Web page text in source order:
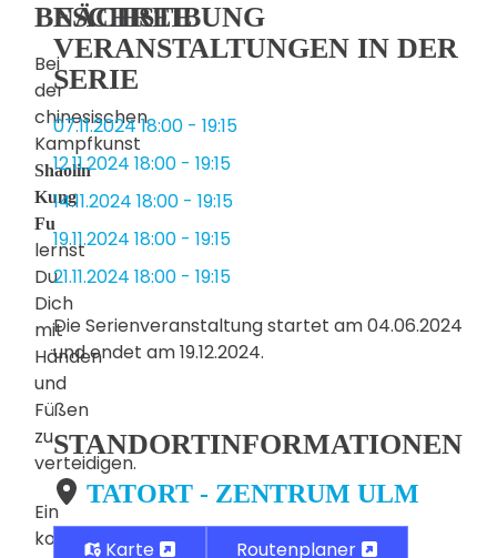
BESCHREIBUNG
Bei
der
chinesischen
Kampfkunst
Shaolin
Kung
Fu
lernst
Du
Dich
mit
Händen
und
Füßen
zu
verteidigen.
Ein
kostenloses,
NÄCHSTE
VERANSTALTUNGEN IN DER
SERIE
07.11.202418:00 - 19:15
12.11.2024 18:00 - 19:15
14.11.2024 18:00 - 19:15
19.11.2024 18:00 - 19:15
21.11.2024 18:00 - 19:15
Die Serienveranstaltung startet am 04.06.2024
und endet am 19.12.2024.
STANDORTINFORMATIONEN
TATORT - ZENTRUM ULM
Karte Routenplaner